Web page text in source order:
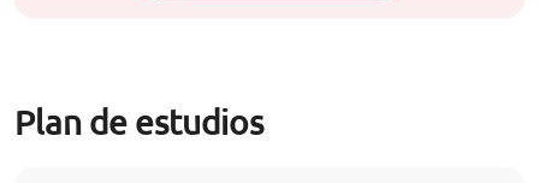
Plan de estudios